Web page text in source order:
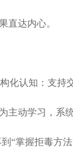
直达内心。
化认知：支持
主动学习，系
“掌握拒毒方法